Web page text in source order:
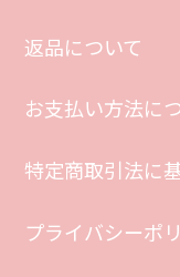
返品について
お支払い方法に
特定商取引法に
プライバシーポ